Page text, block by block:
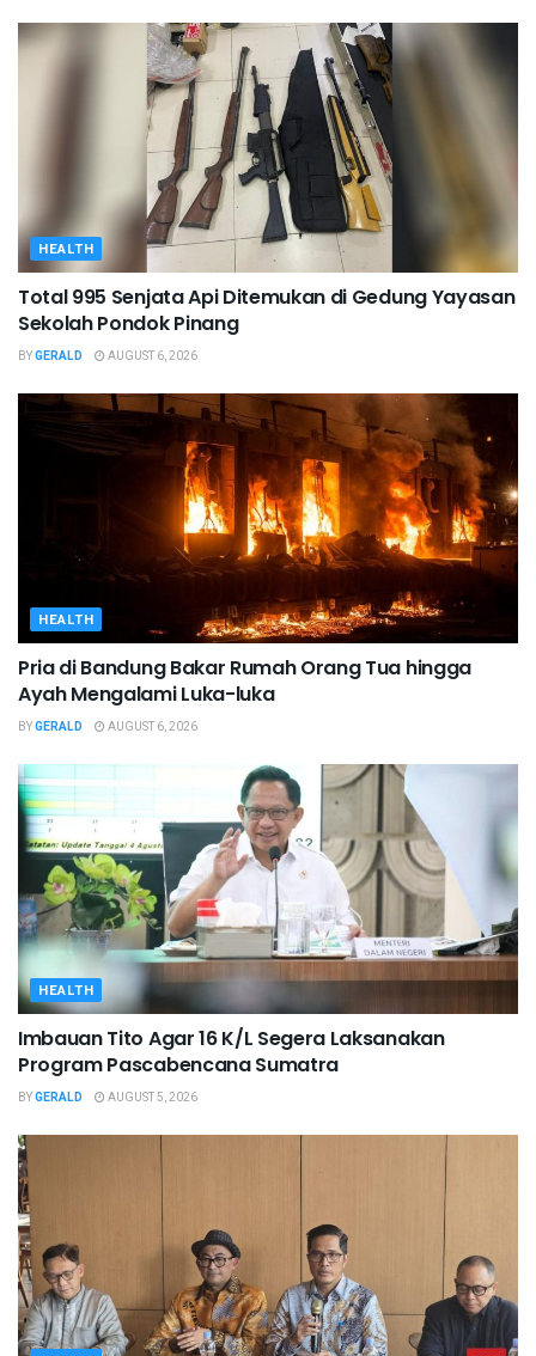
HEALTH
Total 995 Senjata Api Ditemukan di Gedung Yayasan
Sekolah Pondok Pinang
BYGERALD AUGUST 6, 2026
HEALTH
Pria di Bandung Bakar Rumah Orang Tua hingga
Ayah Mengalami Luka-luka
BYGERALD AUGUST 6, 2026
HEALTH
Imbauan Tito Agar 16 K/L Segera Laksanakan
Program Pascabencana Sumatra
BYGERALD AUGUST 5, 2026